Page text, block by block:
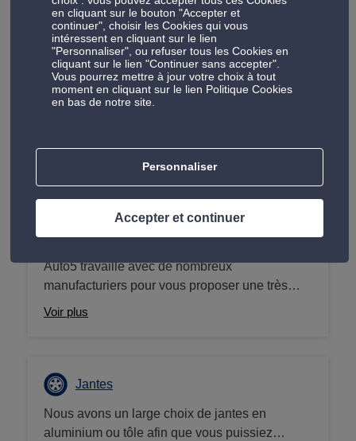
des disques de frein au changement du liquide
de frein pour nous assurer votre sécurité au
volant.
Les produits dans vos centres Auto 5
qualité qui améliorent le confort, la sécurité et les
performances de votre voiture.
Pneus
Auto5 travaille avec de nombreux
manufacturiers pour vous proposer une très
large gamme de pneus adaptés à votre
pneumatique au prix le plus bas, et cela toute
l'année. Vous trouvez moins cher ailleurs, on
vous rembourse la différence !
Voir plus
Jantes
Nous avons un large choix de jantes en
aluminium ou tôle afin que vous puissiez
en cliquant sur le bouton "Accepter et
continuer", choisir les Cookies qui vous
intéressent en cliquant sur le lien
"Personnaliser", ou refuser tous les Cookies en
cliquant sur le lien "Continuer sans accepter".
Vous pourrez mettre à jour votre choix à tout
moment en cliquant sur le lien Politique Cookies
en bas de notre site.
Personnaliser
Accepter et continuer